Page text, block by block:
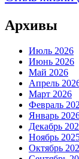
Архивы
Июль 2026
Июнь 2026
Май 2026
Апрель
Март 2026
Февраль
Январь
Декабрь
Ноябрь
Октябрь